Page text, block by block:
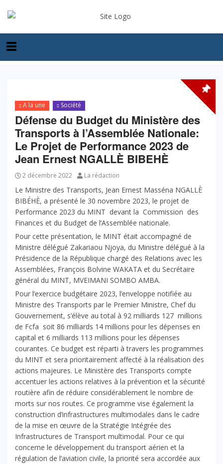
A la une Société
Défense du Budget du Ministère des
Transports à l’Assemblée Nationale:
Le Projet de Performance 2023 de
Jean Ernest NGALLÈ BIBEHÈ
2 décembre 2022 La rédaction
Le Ministre des Transports, Jean Ernest Masséna NGALLÈ
BIBÉHÈ, a présenté le 30 novembre 2023, le projet de
Performance 2023 du MINT devant la Commission des
Finances et du Budget de l’Assemblée nationale.
Pour cette présentation, le MINT était accompagné de
Ministre délégué Zakariaou Njoya, du Ministre délégué à la
Présidence de la République chargé des Relations avec les
Assemblées, François Bolvine WAKATA et du Secrétaire
général du MINT, MVEIMANI SOMBO AMBA.
Pour l’exercice budgétaire 2023, l’enveloppe notifiée au
Ministre des Transports par le Premier Ministre, Chef du
Gouvernement, s’élève au total à 92 milliards 127 millions
de Fcfa soit 86 milliards 14 millions pour les dépenses en
capital et 6 milliards 113 millions pour les dépenses
courantes. Ce budget est réparti à travers les programmes
du MINT et sera prioritairement affecté à la réalisation des
actions majeures. Le Ministère des Transports compte
accentuer les actions relatives à la prévention et la sécurité
routière afin de réduire considérablement le nombre de
morts sur nos routes. Ce programme vise également la
construction d’infrastructures multimodales dans le cadre
de la mise en œuvre de la Stratégie Intégrée des
Infrastructures de Transport multimodal. Pour ce qui
concerne le développement du transport aérien et la
régulation de l’aviation civile, la priorité sera accordée aux